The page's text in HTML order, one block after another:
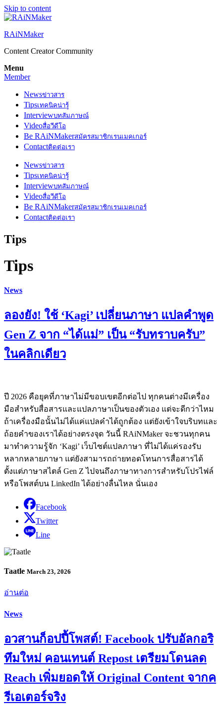
Skip to content
RAiNMaker
Content Creator Community
Menu
Member
Newsข่าวสาร
Tipsเทคนิคน่ารู้
Interviewบทสัมภาษณ์
Videoสื่อวีดีโอ
Be RAiNMakerสมัครสมาชิกเรนเมคเกอร์
Contactติดต่อเรา
Newsข่าวสาร
Tipsเทคนิคน่ารู้
Interviewบทสัมภาษณ์
Videoสื่อวีดีโอ
Be RAiNMakerสมัครสมาชิกเรนเมคเกอร์
Contactติดต่อเรา
Tips
Tips
News
ลองยัง! ใช้ ‘Kagi’ เปลี่ยนภาษา แปลคำพูด
Gen Z จาก “ได้แม่” เป็น “รับทราบครับ”
ในคลิกเดียว
ปี 2026 คือยุคที่ภาษาไม่มีขอบเขตอีกต่อไป ทุกคนต่างมีเครื่อง
มือสำหรับสื่อสารและแปลภาษาเป็นของตัวเอง แต่จะดีกว่าไหม
ถ้าเครื่องมือนั้นไม่ได้แค่แปลคำได้ถูกต้อง แต่ยังเข้าใจบริบทและ
ถ้อยคำของเราได้อย่างตรงจุด วันนี้ RAiNMaker จะชวนทุกคน
มาทำความรู้จัก ‘Kagi’ เว็บไซต์แปลภาษา ที่ไม่ได้แค่รองรับ
หลากหลายภาษา แต่ยังสามารถถ่ายทอดโทนการสื่อสารได้
ตั้งแต่ภาษาสไตล์ Gen Z ไปจนถึงภาษาทางการสำหรับโปรไฟล์
หรือโพสต์บน LinkedIn ได้อย่างลื่นไหล นั่นเอง
Facebook
Twitter
Line
Taatle March 23, 2026
อ่านต่อ
News
อวสานก็อปปี้โพสต์! Facebook ปรับอัลกอริ
ทึมใหม่ คอนเทนต์ Repost เตรียมโดนลด
Reach เพิ่มยอดให้ Original Content จากค
รีเอเตอร์จริง